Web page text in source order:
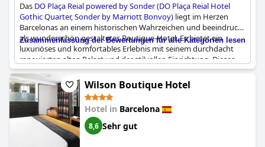
Das DO Plaça Reial powered by Sonder (DO Plaça Reial Hotel
Gothic Quarter, Sonder by Marriott Bonvoy) liegt im Herzen
Barcelonas an einem historischen Wahrzeichen und beeindruckt
als wunderschön gestaltetes Boutique-Hotel. Es bietet ein
luxuriöses und komfortables Erlebnis mit seinem durchdacht
renovierten alten Palast und der stilvollen Einrichtung. Dieses
kleine Hotel versprüht Charme und Eleganz und spricht
besonders Liebhaber alter Gebäude an. Die Gäste loben oft die
malerische Aussicht, insbesondere vom Dach und den kleinen
Balkonen mit Blick auf den beeindruckenden Platz, was es zu
einem ruhigen Rückzugsort im pulsierenden Zentrum der Stadt
macht.
Zusammenfassung der Bewertungen für alle Kategorien lesen
Wilson Boutique Hotel
Hotel in Barcelona
8,6 Sehr gut